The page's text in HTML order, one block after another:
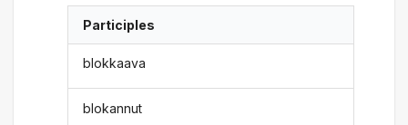
Participles
blokkaava
blokannut